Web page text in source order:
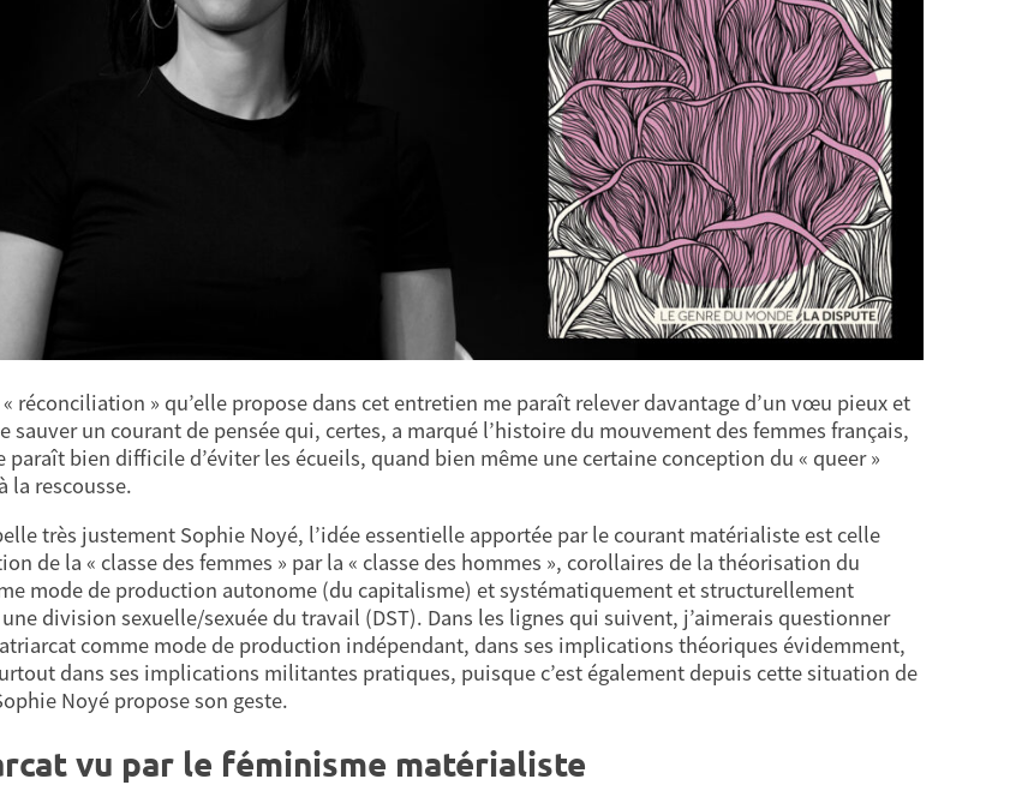
réconciliation » qu’elle propose dans cet entretien me paraît relever davantage d’un vœu pieux et
sauver un courant de pensée qui, certes, a marqué l’histoire du mouvement des femmes français,
paraît bien difficile d’éviter les écueils, quand bien même une certaine conception du « queer »
la rescousse.
très justement Sophie Noyé, l’idée essentielle apportée par le courant matérialiste est celle
de la « classe des femmes » par la « classe des hommes », corollaires de la théorisation du
mode de production autonome (du capitalisme) et systématiquement et structurellement
division sexuelle/sexuée du travail (DST). Dans les lignes qui suivent, j’aimerais questionner
comme mode de production indépendant, dans ses implications théoriques évidemment,
dans ses implications militantes pratiques, puisque c’est également depuis cette situation de
Noyé propose son geste.
vu par le féminisme matérialiste